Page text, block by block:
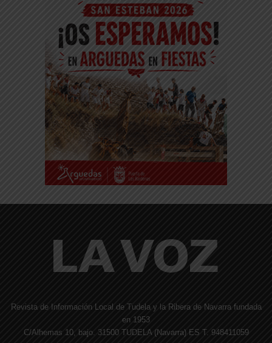
Revista de Información Local de Tudela y la Ribera de Navarra fundada
en 1953
C/Alhemas 10, bajo. 31500 TUDELA (Navarra) ES T. 948411059